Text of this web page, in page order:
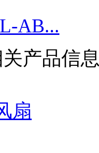
AB...
产品信息
扇